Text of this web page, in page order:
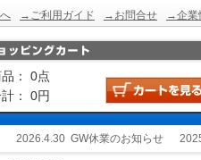
→企業
→お問合せ
→ご利用ガイド
： 0点
： 0円
2026.4.30 GW休業のお知らせ